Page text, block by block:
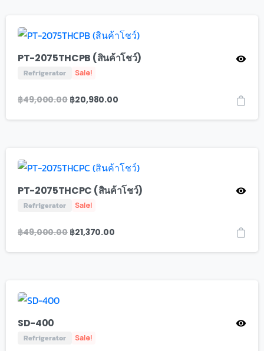
PT-2075THCPB (สินค้าโชว์)
Refrigerator Sale!
฿49,000.00 ฿20,980.00
PT-2075THCPC (สินค้าโชว์)
Refrigerator Sale!
฿49,000.00 ฿21,370.00
SD-400
Refrigerator Sale!